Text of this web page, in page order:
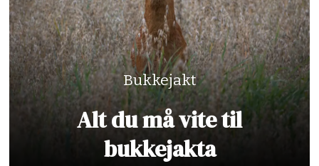
Bukkejakt
Alt du må vite til
bukkejakta